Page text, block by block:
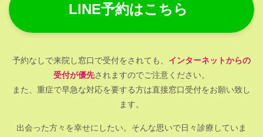
LINE予約はこちら
予約なしで来院し窓口で受付をされても、 インターネットからの
受付が優先されますのでご注意ください。
また、重症で早急な対応を要する方は直接窓口受付をお願い致し
ます。
出会った方々を幸せにしたい。そんな思いで日々診療していま